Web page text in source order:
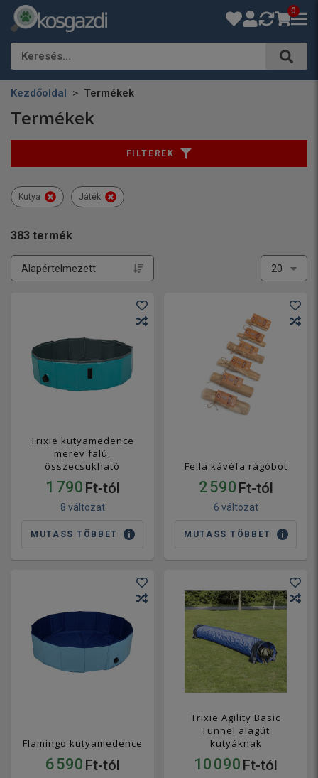
0
Keresés…
Kezdőoldal Termékek
Termékek
383 termék
FILTEREK
Kutya Játék
Trixie kutyamedence
merev falú,
összecsukható
1 790 Ft-tól
8 változat
MUTASS TÖBBET
Fella kávéfa rágóbot
2 590 Ft-tól
6 változat
MUTASS TÖBBET
Flamingo kutyamedence
6 590 Ft-tól
Trixie Agility Basic
Tunnel alagút
kutyáknak
10 090 Ft-tól